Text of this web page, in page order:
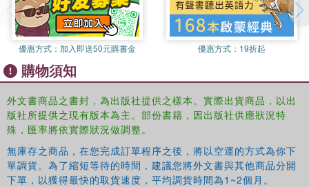
優惠方式： 加入即送50元購書金 優惠方式： 19折起
購物須知
外文書商品之書封，為出版社提供之樣本。實際出貨商品，以出
版社所提供之現有版本為主。部份書籍，因出版社供應狀況特
殊，匯率將依實際狀況做調整。
無庫存之商品，在您完成訂單程序之後，將以空運的方式為你下
單調貨。為了縮短等待的時間，建議您將外文書與其他商品分開
下單，以獲得最快的取貨速度，平均調貨時間為1~2個月。